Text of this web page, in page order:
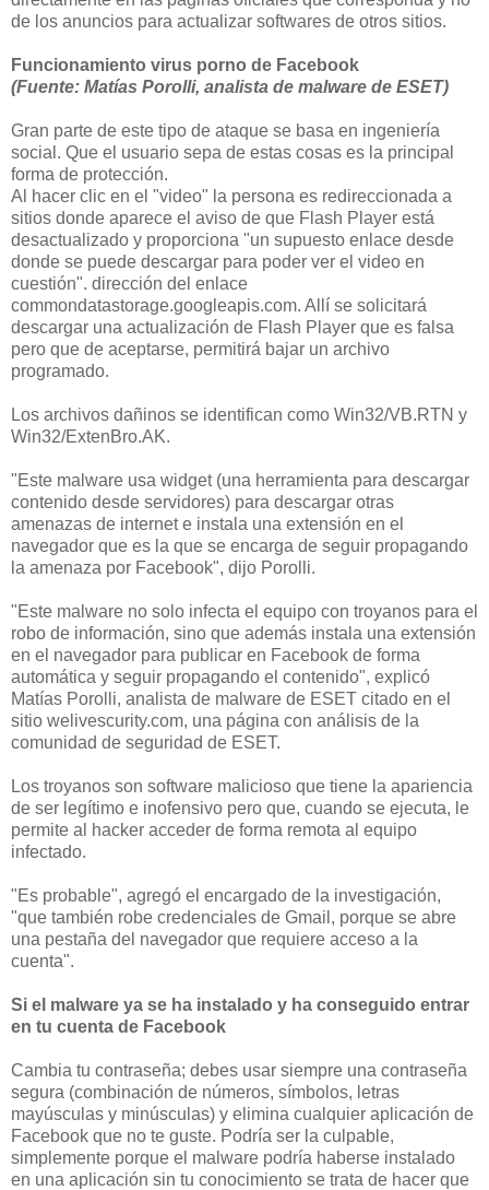
de los anuncios para actualizar softwares de otros sitios.
Funcionamiento virus porno de Facebook
(Fuente: Matías Porolli, analista de malware de ESET)
Gran parte de este tipo de ataque se basa en ingeniería
social. Que el usuario sepa de estas cosas es la principal
forma de protección.
Al hacer clic en el "video" la persona es redireccionada a
sitios donde aparece el aviso de que Flash Player está
desactualizado y proporciona "un supuesto enlace desde
donde se puede descargar para poder ver el video en
cuestión". dirección del enlace
commondatastorage.googleapis.com. Allí se solicitará
descargar una actualización de Flash Player que es falsa
pero que de aceptarse, permitirá bajar un archivo
programado.
Los archivos dañinos se identifican como Win32/VB.RTN y
Win32/ExtenBro.AK.
"Este malware usa widget (una herramienta para descargar
contenido desde servidores) para descargar otras
amenazas de internet e instala una extensión en el
navegador que es la que se encarga de seguir propagando
la amenaza por Facebook", dijo Porolli.
"Este malware no solo infecta el equipo con troyanos para el
robo de información, sino que además instala una extensión
en el navegador para publicar en Facebook de forma
automática y seguir propagando el contenido", explicó
Matías Porolli, analista de malware de ESET citado en el
sitio welivescurity.com, una página con análisis de la
comunidad de seguridad de ESET.
Los troyanos son software malicioso que tiene la apariencia
de ser legítimo e inofensivo pero que, cuando se ejecuta, le
permite al hacker acceder de forma remota al equipo
infectado.
"Es probable", agregó el encargado de la investigación,
"que también robe credenciales de Gmail, porque se abre
una pestaña del navegador que requiere acceso a la
cuenta".
Si el malware ya se ha instalado y ha conseguido entrar
en tu cuenta de Facebook
Cambia tu contraseña; debes usar siempre una contraseña
segura (combinación de números, símbolos, letras
mayúsculas y minúsculas) y elimina cualquier aplicación de
Facebook que no te guste. Podría ser la culpable,
simplemente porque el malware podría haberse instalado
en una aplicación sin tu conocimiento se trata de hacer que